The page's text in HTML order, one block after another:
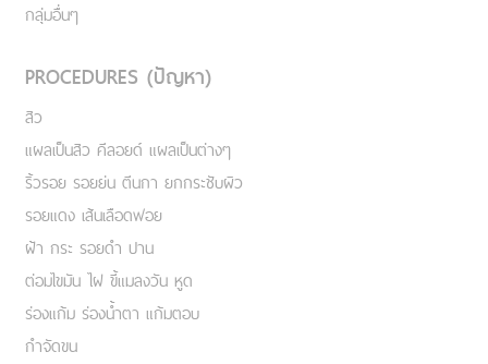
กลุ่มอื่นๆ
PROCEDURES (ปัญหา)
สิว
แผลเป็นสิว คีลอยด์ แผลเป็นต่างๆ
ริ้วรอย รอยย่น ตีนกา ยกกระชับผิว
รอยแดง เส้นเลือดฟอย
ฝ้า กระ รอยดำ ปาน
ต่อมไขมัน ไฝ ขี้แมลงวัน หูด
ร่องแก้ม ร่องน้ำตา แก้มตอบ
กำจัดขน